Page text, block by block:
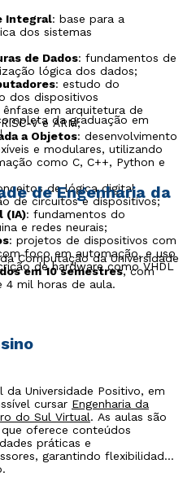
Integral: base para a
dos sistemas
de Dados: fundamentos de
lógica dos dados;
: estudo do
dos dispositivos
em arquitetura de
V e ARM;
a Objetos: desenvolvimento
e modulares, utilizando
como C, C++, Python e
de lógica digital
de circuitos e dispositivos;
(IA): fundamentos do
e redes neurais;
: projetos de dispositivos com
foco em automação, e uso
de hardware como VHDL
da graduação em
de Engenharia da
Computação da Universidade
em 10 semestres, com
4 mil horas de aula.
Universidade Positivo, em
cursar Engenharia da
do Sul Virtual. As aulas são
oferece conteúdos
práticas e
garantindo flexibilidade